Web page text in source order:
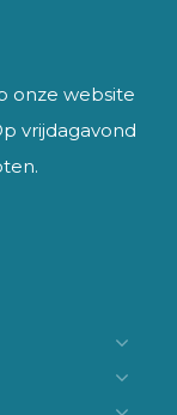
onze website
vrijdagavond